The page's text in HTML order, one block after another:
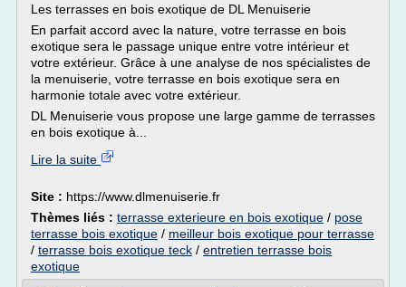
Les terrasses en bois exotique de DL Menuiserie
En parfait accord avec la nature, votre terrasse en bois
exotique sera le passage unique entre votre intérieur et
votre extérieur. Grâce à une analyse de nos spécialistes de
la menuiserie, votre terrasse en bois exotique sera en
harmonie totale avec votre extérieur.
DL Menuiserie vous propose une large gamme de terrasses
en bois exotique à...
Lire la suite
Site : https://www.dlmenuiserie.fr
Thèmes liés : terrasse exterieure en bois exotique / pose
terrasse bois exotique / meilleur bois exotique pour terrasse
/ terrasse bois exotique teck / entretien terrasse bois
exotique